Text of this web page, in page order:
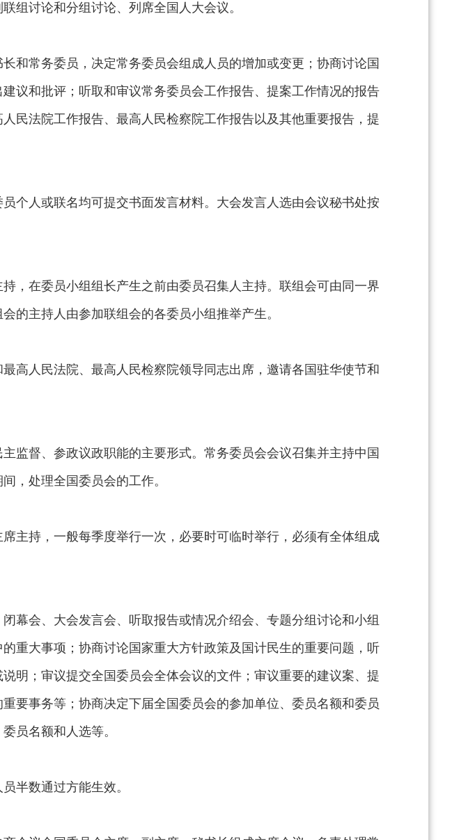
组讨论和分组讨论、列席全国人大会议。
和常务委员，决定常务委员会组成人员的增加或变更；协商讨论国
议和批评；听取和审议常务委员会工作报告、提案工作情况的报告
民法院工作报告、最高人民检察院工作报告以及其他重要报告，提
个人或联名均可提交书面发言材料。大会发言人选由会议秘书处按
，在委员小组组长产生之前由委员召集人主持。联组会可由同一界
的主持人由参加联组会的各委员小组推举产生。
高人民法院、最高人民检察院领导同志出席，邀请各国驻华使节和
监督、参政议政职能的主要形式。常务委员会会议召集并主持中国
，处理全国委员会的工作。
主持，一般每季度举行一次，必要时可临时举行，必须有全体组成
幕会、大会发言会、听取报告或情况介绍会、专题分组讨论和小组
重大事项；协商讨论国家重大方针政策及国计民生的重要问题，听
明；审议提交全国委员会全体会议的文件；审议重要的建议案、提
要事务等；协商决定下届全国委员会的参加单位、委员名额和委员
员名额和人选等。
半数通过方能生效。